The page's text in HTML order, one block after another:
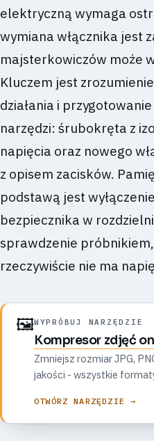
elektryczną wymaga
wymiana włącznika jest
majsterkowiczów może
Kluczem jest
działania i
narzędzi: śrubokręta z
napięcia oraz nowego
z opisem zacisków.
podstawą jest
bezpiecznika w
sprawdzenie
rzeczywiście nie ma
🖼️WYPRÓBUJ NARZĘDZIE
Kompresor zdjęć
Zmniejsz rozmiar JPG,
jakości - wszystkie
OTWÓRZ NARZĘDZIE →